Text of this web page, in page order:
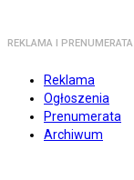
REKLAMA I PRENUMERATA
Reklama
Ogłoszenia
Prenumerata
Archiwum